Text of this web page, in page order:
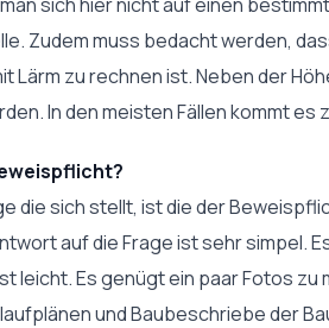
Zudem muss bedacht werden,
Lärm zu rechnen ist. Neben der
In den meisten Fällen kommt es
die sich stellt, ist die der
auf die Frage ist sehr simpel.
leicht. Es genügt ein paar Fotos
und Baubeschriebe der